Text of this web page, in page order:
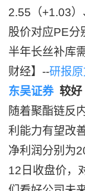
2.55（+1.03
股价对应PE分
半年长丝补库
财经】--研报
东吴证券较好
随着聚酯链反
利能力有望改
净利润分别为
12日收盘价，